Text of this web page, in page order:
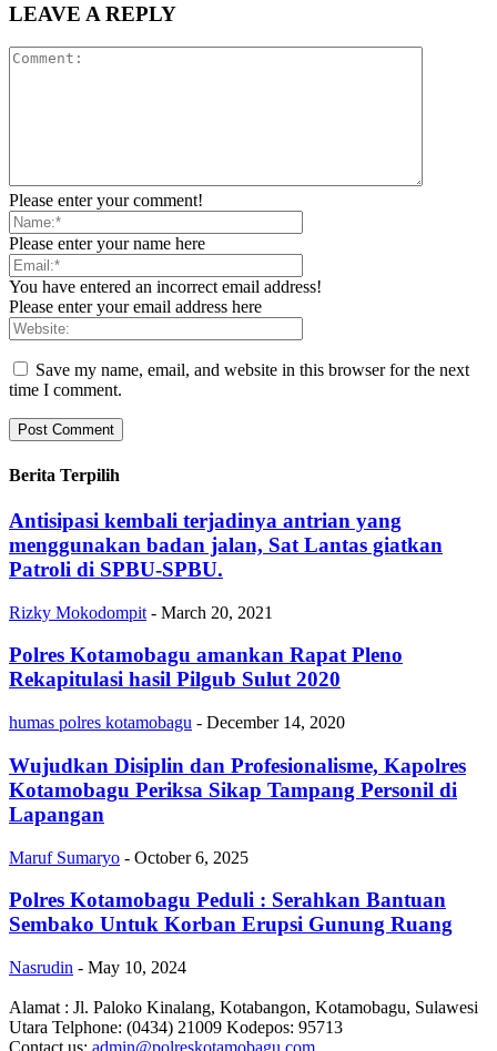
LEAVE A REPLY
Please enter your comment!
Please enter your name here
You have entered an incorrect email address!
Please enter your email address here
Save my name, email, and website in this browser for the next
time I comment.
Berita Terpilih
Antisipasi kembali terjadinya antrian yang
menggunakan badan jalan, Sat Lantas giatkan
Patroli di SPBU-SPBU.
Rizky Mokodompit - March 20, 2021
Polres Kotamobagu amankan Rapat Pleno
Rekapitulasi hasil Pilgub Sulut 2020
humas polres kotamobagu - December 14, 2020
Wujudkan Disiplin dan Profesionalisme, Kapolres
Kotamobagu Periksa Sikap Tampang Personil di
Lapangan
Maruf Sumaryo - October 6, 2025
Polres Kotamobagu Peduli : Serahkan Bantuan
Sembako Untuk Korban Erupsi Gunung Ruang
Nasrudin - May 10, 2024
Alamat : Jl. Paloko Kinalang, Kotabangon, Kotamobagu, Sulawesi
Utara Telphone: (0434) 21009 Kodepos: 95713
Contact us: admin@polreskotamobagu.com